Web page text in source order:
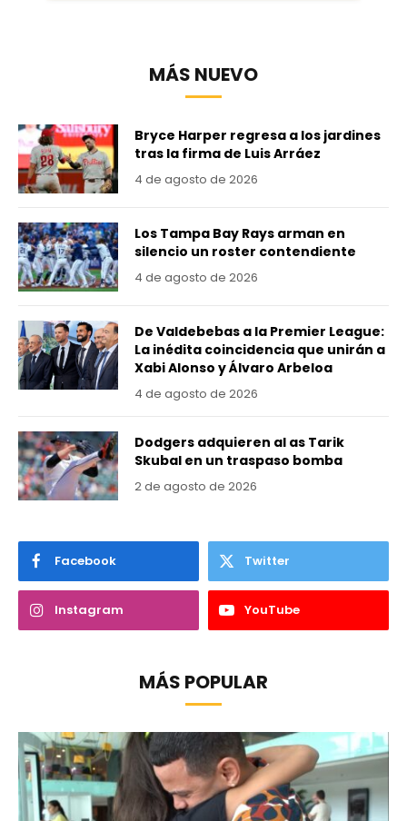
MÁS NUEVO
Bryce Harper regresa a los jardines
tras la firma de Luis Arráez
4 de agosto de 2026
Los Tampa Bay Rays arman en
silencio un roster contendiente
4 de agosto de 2026
De Valdebebas a la Premier League:
La inédita coincidencia que unirán a
Xabi Alonso y Álvaro Arbeloa
4 de agosto de 2026
Dodgers adquieren al as Tarik
Skubal en un traspaso bomba
2 de agosto de 2026
Facebook Twitter
Instagram YouTube
MÁS POPULAR